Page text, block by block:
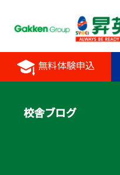
無料体験申込
校舎ブログ